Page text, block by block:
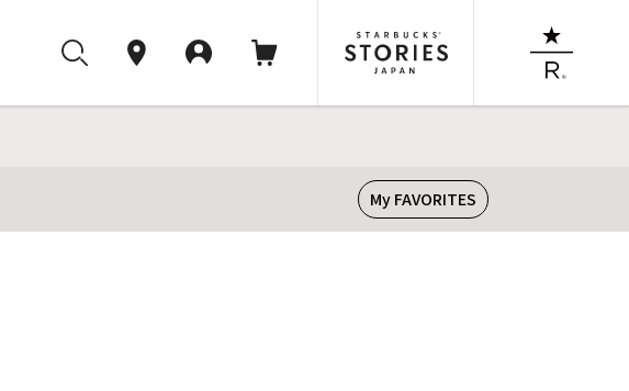
My FAVORITES